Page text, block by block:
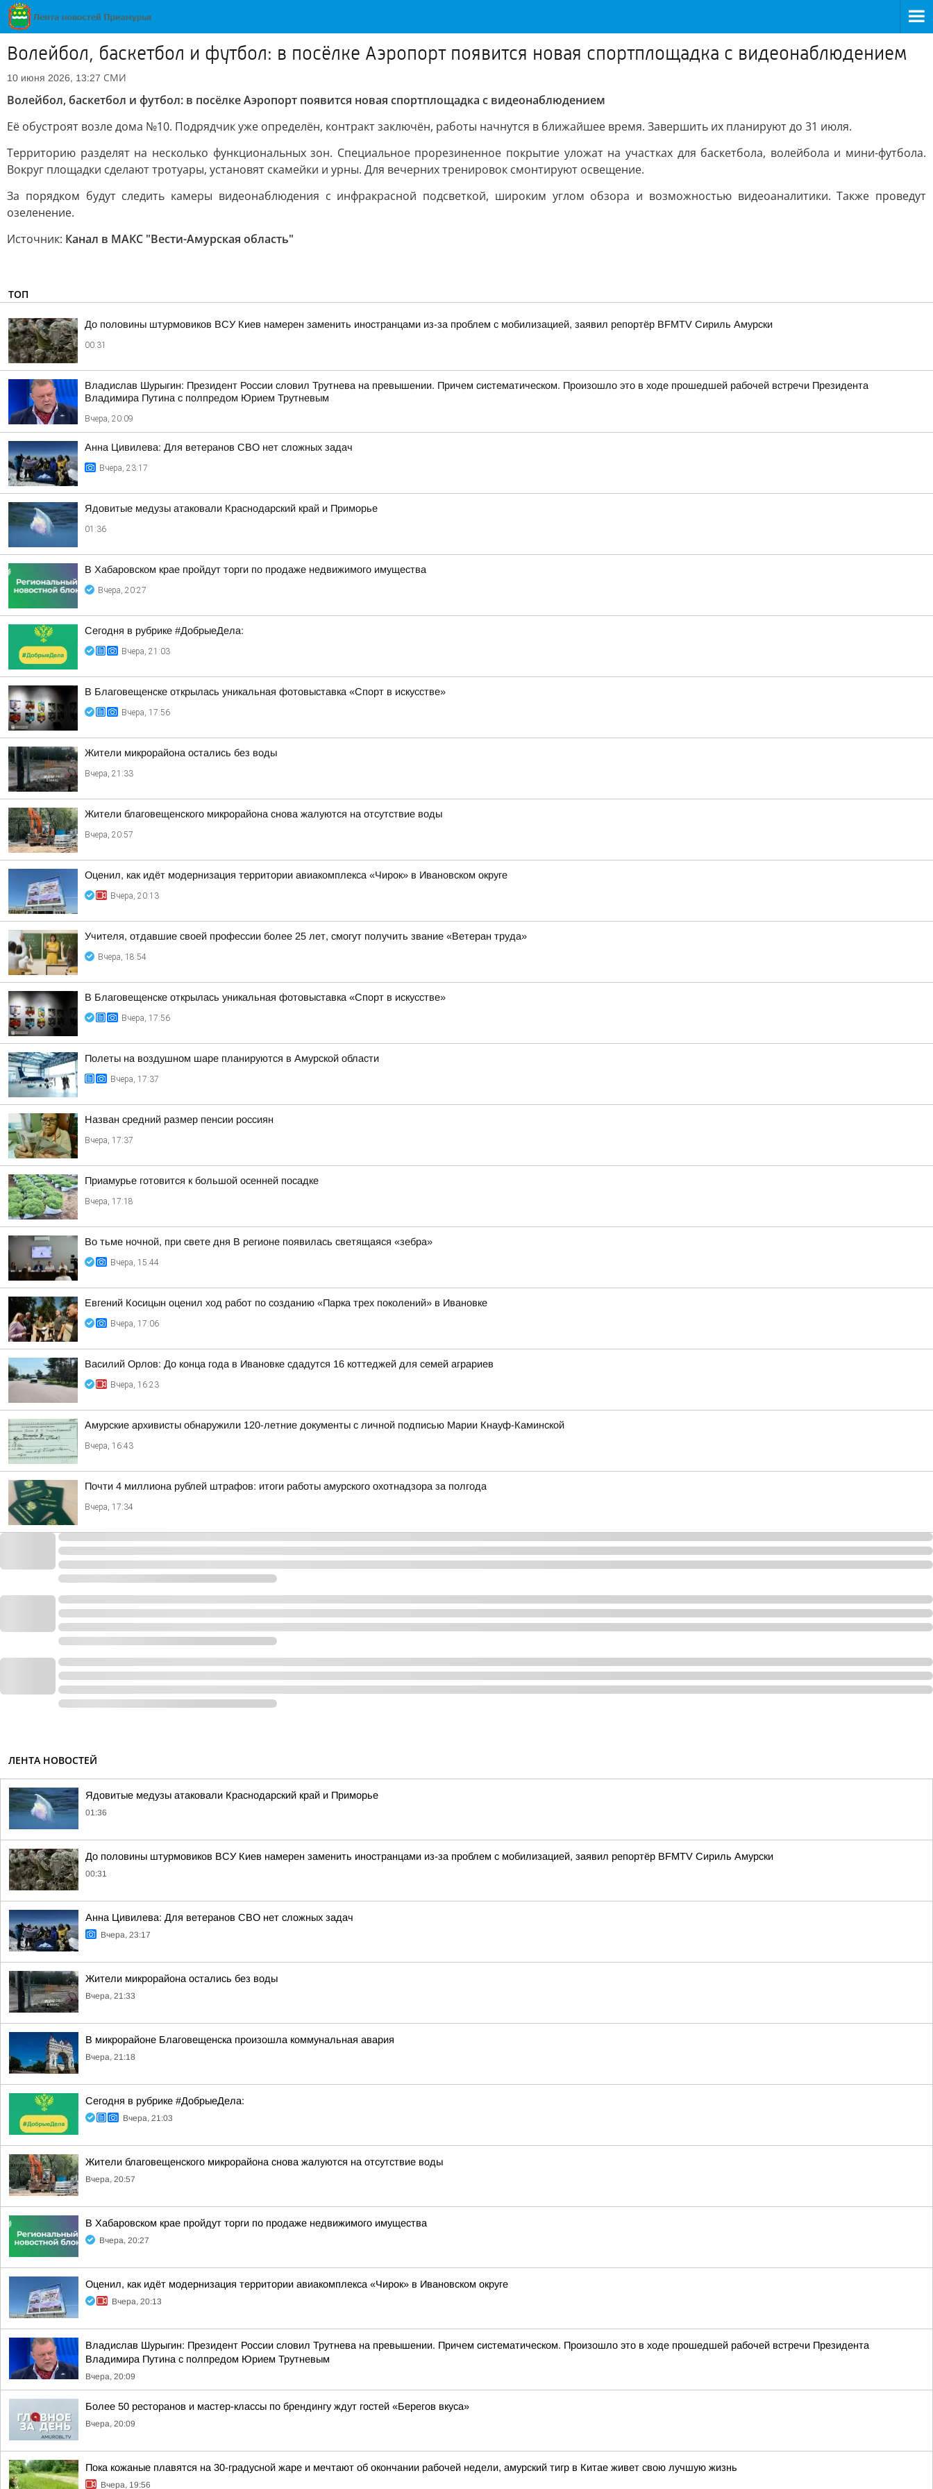
Волейбол, баскетбол и футбол: в посёлке Аэропорт появится новая спортплощадка с видеонаблюдением
10 июня 2026, 13:27 СМИ
Волейбол, баскетбол и футбол: в посёлке Аэропорт появится новая спортплощадка с видеонаблюдением
Её обустроят возле дома №10. Подрядчик уже определён, контракт заключён, работы начнутся в ближайшее время. Завершить их планируют до 31 июля.
Территорию разделят на несколько функциональных зон. Специальное прорезиненное покрытие уложат на участках для баскетбола, волейбола и мини-футбола.
Вокруг площадки сделают тротуары, установят скамейки и урны. Для вечерних тренировок смонтируют освещение.
За порядком будут следить камеры видеонаблюдения с инфракрасной подсветкой, широким углом обзора и возможностью видеоаналитики. Также проведут
озеленение.
Источник: Канал в МАКС "Вести-Амурская область"
ТОП
До половины штурмовиков ВСУ Киев намерен заменить иностранцами из-за проблем с мобилизацией, заявил репортёр BFMTV Сириль Амурски
00:31
Владислав Шурыгин: Президент России словил Трутнева на превышении. Причем систематическом. Произошло это в ходе прошедшей рабочей встречи Президента
Владимира Путина с полпредом Юрием Трутневым
Вчера, 20:09
Анна Цивилева: Для ветеранов СВО нет сложных задач
Вчера, 23:17
Ядовитые медузы атаковали Краснодарский край и Приморье
01:36
В Хабаровском крае пройдут торги по продаже недвижимого имущества
Вчера, 20:27
Сегодня в рубрике #ДобрыеДела:
Вчера, 21:03
В Благовещенске открылась уникальная фотовыставка «Спорт в искусстве»
Вчера, 17:56
Жители микрорайона остались без воды
Вчера, 21:33
Жители благовещенского микрорайона снова жалуются на отсутствие воды
Вчера, 20:57
Оценил, как идёт модернизация территории авиакомплекса «Чирок» в Ивановском округе
Вчера, 20:13
Учителя, отдавшие своей профессии более 25 лет, смогут получить звание «Ветеран труда»
Вчера, 18:54
В Благовещенске открылась уникальная фотовыставка «Спорт в искусстве»
Вчера, 17:56
Полеты на воздушном шаре планируются в Амурской области
Вчера, 17:37
Назван средний размер пенсии россиян
Вчера, 17:37
Приамурье готовится к большой осенней посадке
Вчера, 17:18
Во тьме ночной, при свете дня В регионе появилась светящаяся «зебра»
Вчера, 15:44
Евгений Косицын оценил ход работ по созданию «Парка трех поколений» в Ивановке
Вчера, 17:06
Василий Орлов: До конца года в Ивановке сдадутся 16 коттеджей для семей аграриев
Вчера, 16:23
Амурские архивисты обнаружили 120-летние документы с личной подписью Марии Кнауф-Каминской
Вчера, 16:43
Почти 4 миллиона рублей штрафов: итоги работы амурского охотнадзора за полгода
Вчера, 17:34
ЛЕНТА НОВОСТЕЙ
Ядовитые медузы атаковали Краснодарский край и Приморье
01:36
До половины штурмовиков ВСУ Киев намерен заменить иностранцами из-за проблем с мобилизацией, заявил репортёр BFMTV Сириль Амурски
00:31
Анна Цивилева: Для ветеранов СВО нет сложных задач
Вчера, 23:17
Жители микрорайона остались без воды
Вчера, 21:33
В микрорайоне Благовещенска произошла коммунальная авария
Вчера, 21:18
Сегодня в рубрике #ДобрыеДела:
Вчера, 21:03
Жители благовещенского микрорайона снова жалуются на отсутствие воды
Вчера, 20:57
В Хабаровском крае пройдут торги по продаже недвижимого имущества
Вчера, 20:27
Оценил, как идёт модернизация территории авиакомплекса «Чирок» в Ивановском округе
Вчера, 20:13
Владислав Шурыгин: Президент России словил Трутнева на превышении. Причем систематическом. Произошло это в ходе прошедшей рабочей встречи Президента
Владимира Путина с полпредом Юрием Трутневым
Вчера, 20:09
Более 50 ресторанов и мастер-классы по брендингу ждут гостей «Берегов вкуса»
Вчера, 20:09
Пока кожаные плавятся на 30-градусной жаре и мечтают об окончании рабочей недели, амурский тигр в Китае живет свою лучшую жизнь
Вчера, 19:56